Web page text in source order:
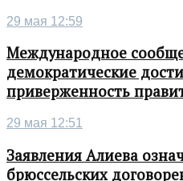
29 мая 12:59
Международное
демократические
приверженность
29 мая 12:51
Заявления Алиева
брюссельских